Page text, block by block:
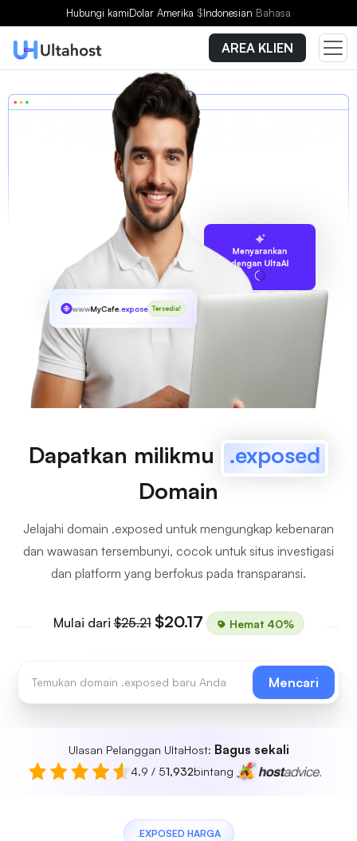
Hubungi kamiDolar Amerika $Indonesian Bahasa
AREA KLIEN
Menyarankan
dengan UltaAI
wwwMyCafe.exposedTersedia!
Dapatkan milikmu
.exposed
Domain
Jelajahi domain .exposed untuk mengungkap kebenaran
dan wawasan tersembunyi, cocok untuk situs investigasi
dan platform yang berfokus pada transparansi.
Mulai dari$25.21 $20.17 Hemat 40%
Mencari
Ulasan Pelanggan UltaHost: Bagus sekali
4.9 / 51,932bintang
.EXPOSED HARGA